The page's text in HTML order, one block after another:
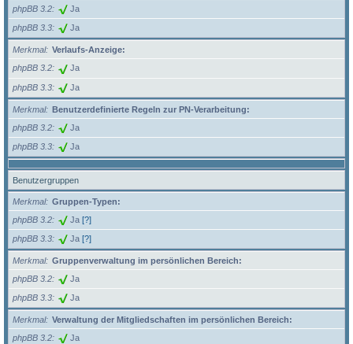
phpBB 3.2
Ja
phpBB 3.3 Ja
Merkmal
Verlaufs-Anzeige:
phpBB 3.2
Ja
phpBB 3.3 Ja
Merkmal
Benutzerdefinierte Regeln zur PN-Verarbeitung:
phpBB 3.2
Ja
phpBB 3.3 Ja
Benutzergruppen
Merkmal
Gruppen-Typen:
phpBB 3.2
Ja [?]
phpBB 3.3 Ja [?]
Merkmal
Gruppenverwaltung im persönlichen Bereich:
phpBB 3.2
Ja
phpBB 3.3 Ja
Merkmal
Verwaltung der Mitgliedschaften im persönlichen Bereich:
phpBB 3.2
Ja